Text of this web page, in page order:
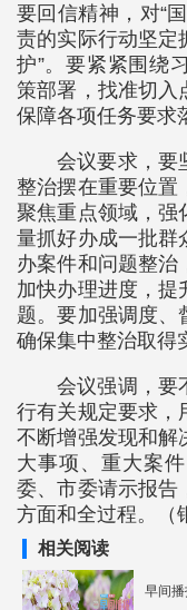
要回信精神，对“
责的实际行动坚定
护”。要紧紧围绕
策部署，找准切入
保障各项任务要求
会议要求，要
整治摆在重要位置
聚焦重点领域，强
量抓好办成一批群
办案件和问题整治
加快办理进度，提
题。要加强调度、
确保集中整治取得
会议强调，要
行有关规定要求，
不断增强发现和解
大事项、重大案
委、市委请示报告
方面和全过程。（
相关阅读
早间播